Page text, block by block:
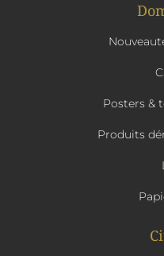
Posters &
Produits